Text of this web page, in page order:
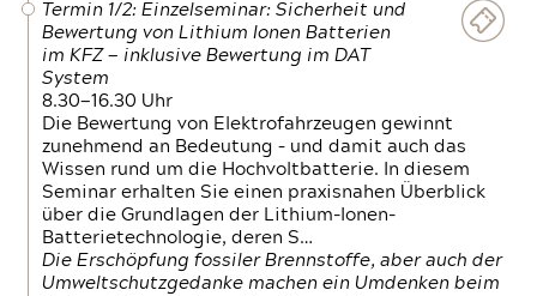
Termin 1/2: Einzelseminar: Sicherheit und
Bewertung von Lithium Ionen Batterien
im KFZ — inklusive Bewertung im DAT
System
8.30—16.30 Uhr
Die Bewertung von Elektrofahrzeugen gewinnt
zunehmend an Bedeutung – und damit auch das
Wissen rund um die Hochvoltbatterie. In diesem
Seminar erhalten Sie einen praxisnahen Überblick
über die Grundlagen der Lithium-Ionen-
Batterietechnologie, deren S…
Die Erschöpfung fossiler Brennstoffe, aber auch der
Umweltschutzgedanke machen ein Umdenken beim